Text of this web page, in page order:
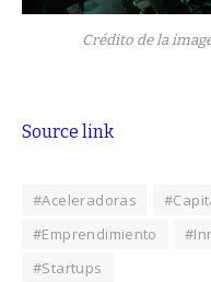
Crédito de la
Source link
#Aceleradoras
#Emprendimiento
#Startups